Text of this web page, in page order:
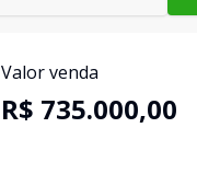
Valor venda
R$ 735.000,00